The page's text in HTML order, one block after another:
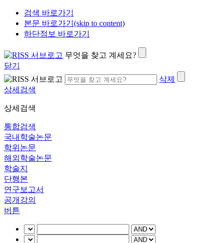
검색 바로가기
본문 바로가기(skip to content)
하단정보 바로가기
무엇을 찾고 계세요?
닫기
삭제
상세검색
상세검색
통합검색
국내학술논문
학위논문
해외학술논문
학술지
단행본
연구보고서
공개강의
버튼